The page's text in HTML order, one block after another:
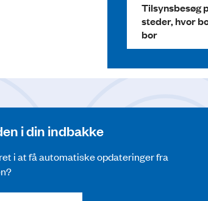
Tilsynsbesøg
steder, hvor
bor
i din indbakke
i at få automatiske opdateringer fra